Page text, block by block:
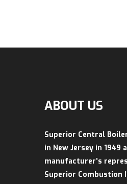
ABOUT US
Superior Central
in New Jersey in 1949
manufacturer’s
Superior Combustion